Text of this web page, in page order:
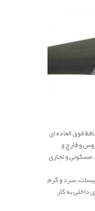
فوق العاده ای
و قارچ و
مسکونی و تجاری
سرد و گرم
داخلی به کار